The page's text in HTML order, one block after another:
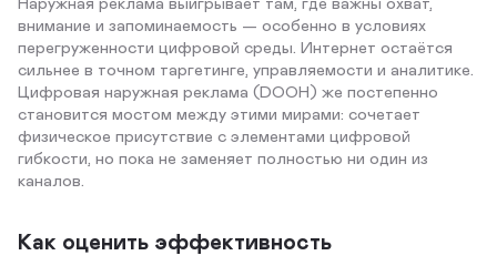
внимание и запоминаемость — особенно в условиях
перегруженности цифровой среды. Интернет остаётся
сильнее в точном таргетинге, управляемости и аналитике.
Цифровая наружная реклама (DOOH) же постепенно
становится мостом между этими мирами: сочетает
физическое присутствие с элементами цифровой
гибкости, но пока не заменяет полностью ни один из
каналов.
Как оценить эффективность